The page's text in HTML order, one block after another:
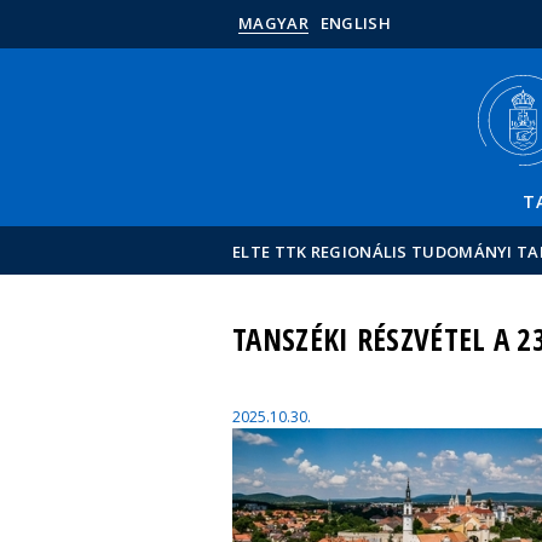
MAGYAR ENGLISH
ELTE TTK REGIONÁLIS TUDOMÁNYI
TANSZÉKI RÉSZVÉTEL A
2025.10.30.